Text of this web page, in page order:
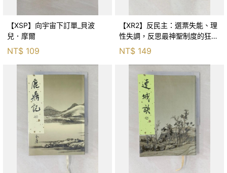
【XSP】向宇宙下訂單_貝波
兒．摩爾
NT$ 109
【XR2】反民主：選票失能、理
性失調，反思最神聖制度的狂亂
NT$ 149